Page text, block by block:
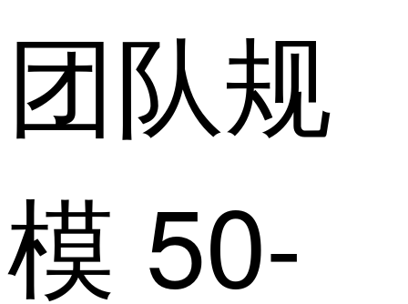
团队规
模 50-